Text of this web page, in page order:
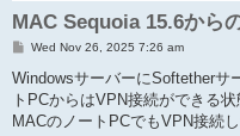
MAC Sequoia 15.6から
P
s
Wed Nov 26, 2025 7:26 am
WindowsサーバーにSoftetherサ
トPCからはVPN接続ができる状
MACのノートPCでもVPN接続